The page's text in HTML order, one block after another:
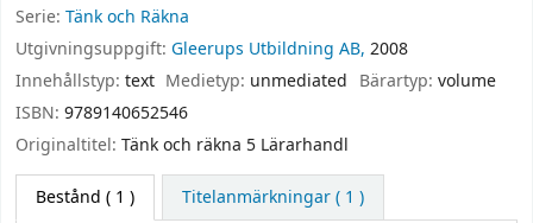
Serie: Tänk och Räkna
Utgivningsuppgift: Gleerups Utbildning AB, 2008
Innehållstyp: text Medietyp: unmediated Bärartyp: volume
ISBN: 9789140652546
Originaltitel: Tänk och räkna 5 Lärarhandl
Bestånd ( 1 ) Titelanmärkningar ( 1 )